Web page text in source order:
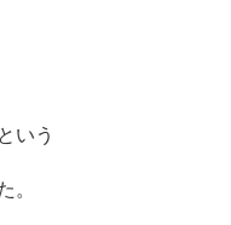
いう
。